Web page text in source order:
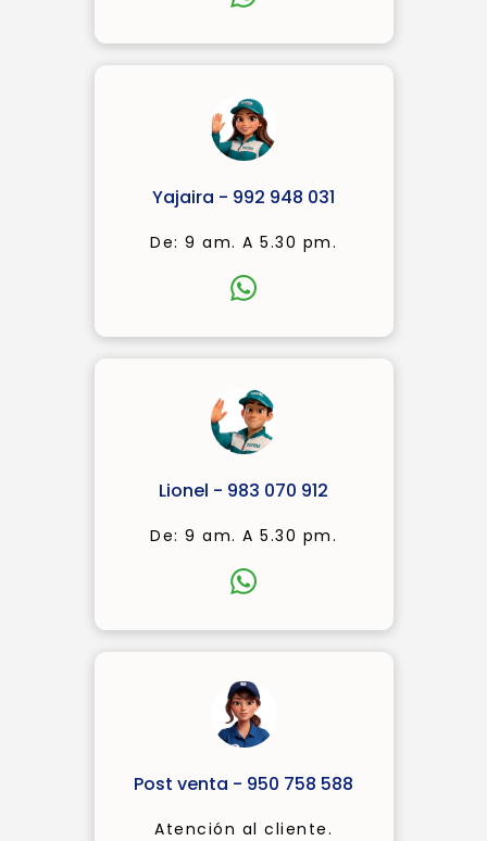
Yajaira - 992 948 031
De: 9 am. A 5.30 pm.
Lionel - 983 070 912
De: 9 am. A 5.30 pm.
Post venta - 950 758 588
Atención al cliente.